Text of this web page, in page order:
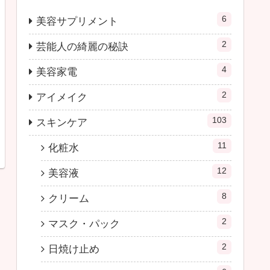
美容サプリメント 6
芸能人の綺麗の秘訣 2
美容家電 4
アイメイク 2
スキンケア 103
化粧水 11
美容液 12
クリーム 8
マスク・パック 2
日焼け止め 2